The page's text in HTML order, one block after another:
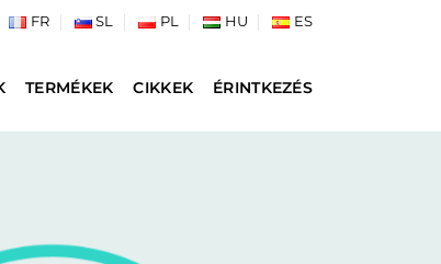
FR SL PL HU ES
TERMÉKEK CIKKEK ÉRINTKEZÉS